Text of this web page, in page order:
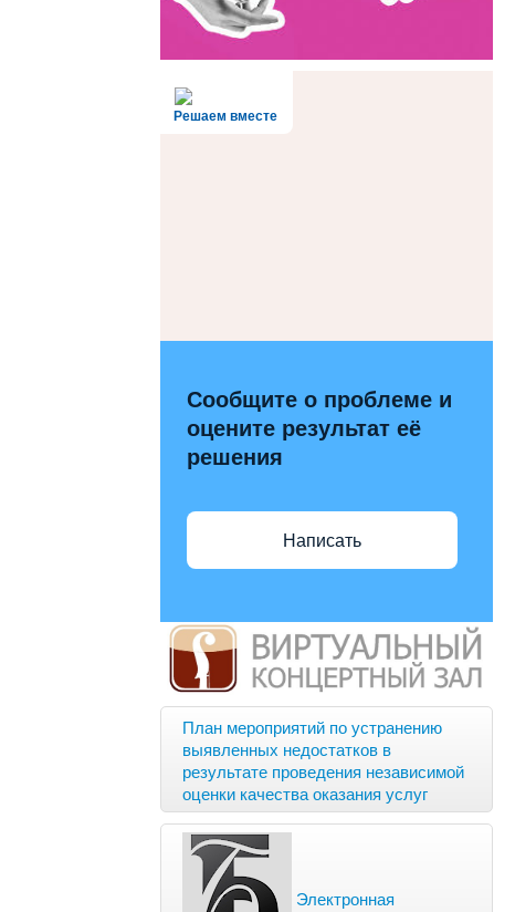
Решаем вместе
Сообщите о проблеме и
оцените результат её
решения
Написать
План мероприятий по устранению
выявленных недостатков в
результате проведения независимой
оценки качества оказания услуг
Электронная